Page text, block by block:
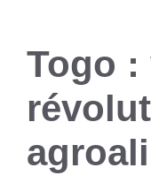
Togo :